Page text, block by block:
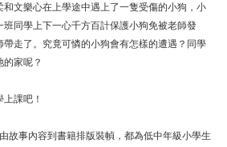
文樂心在上學途中遇上了一隻受傷的小狗，小
同學上下一心千方百計保護小狗免被老師發
走了。究竟可憐的小狗會有怎樣的遭遇？同學
家呢？
課吧！
故事內容到書籍排版裝幀，都為低中年級小學生